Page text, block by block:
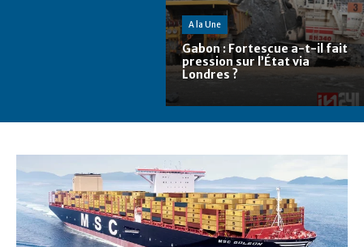
A la Une
Gabon : Fortescue a-t-il fait
pression sur l’État via
Londres ?